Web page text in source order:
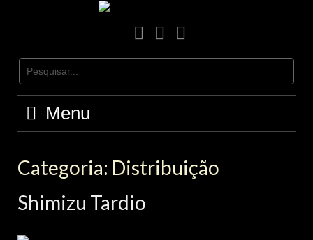
facebookInstagramYoutube
Menu
Categoria: Distribuição
Shimizu Tardio